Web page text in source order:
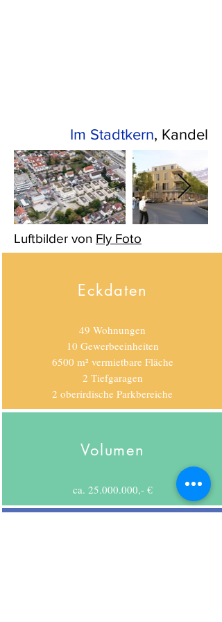
Im Stadtkern, Kandel
Eckdaten
49 Wohnungen
10 Gewerbeeinheiten
6500 m² vermietbare Fläche
2 Tiefgaragen
2 oberirdische Parkbereiche
Volumen
ca. 25.000.000,- €
Luftbilder von Fly Foto